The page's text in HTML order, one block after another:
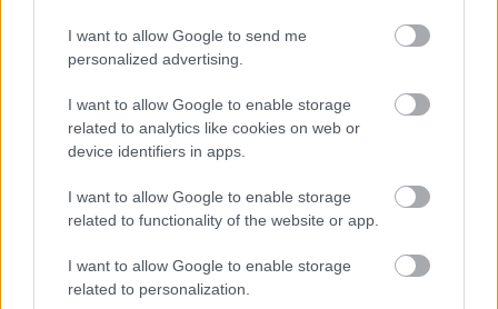
I want to allow Google to send me
personalized advertising.
I want to allow Google to enable storage
related to analytics like cookies on web or
device identifiers in apps.
I want to allow Google to enable storage
related to functionality of the website or app.
I want to allow Google to enable storage
related to personalization.
Ne maradjon le a legfrissebb hírekről, kövessen bennünket az
EGRI ÜGYEK Google Hírek oldalán!
Vissza a főoldalra
Legfrissebb híreink